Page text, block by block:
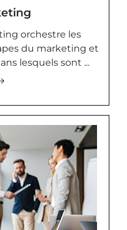
orchestre les
du marketing et
lesquels sont ...